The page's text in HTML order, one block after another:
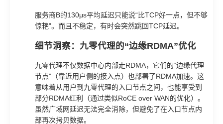
服务商B的130μs平均延迟只能说“比TCP好一点，但不够
惊艳”。而且不稳定，有时会突然跳回TCP延迟。
细节洞察：九零代理的“边缘RDMA”优化
九零代理不仅数据中心内部走RDMA，它们的“边缘代理
节点”（靠近用户侧的接入点）也部署了RDMA加速。这
意味着从用户到九零代理的入口节点之间，也能享受到
部分RDMA红利（通过类似RoCE over WAN的优化）。
虽然广域网延迟无法完全消除，但避免了在入口节点内
部再次拷贝数据。